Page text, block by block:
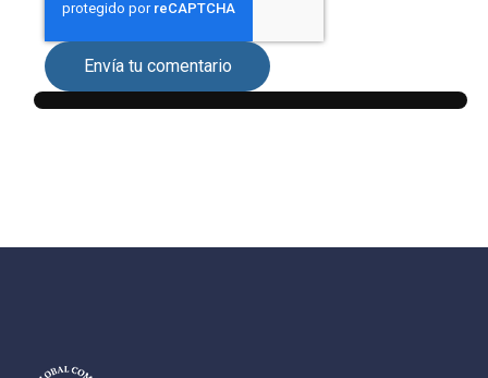
Envía tu comentario